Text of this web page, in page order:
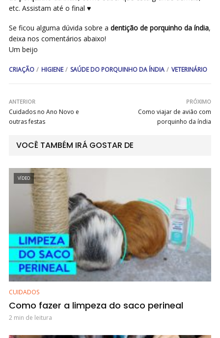
etc. Assistam até o final ♥
Se ficou alguma dúvida sobre a dentição de porquinho da índia,
deixa nos comentários abaixo!
Um beijo
CRIAÇÃO HIGIENE SAÚDE DO PORQUINHO DA ÍNDIA VETERINÁRIO
ANTERIOR
Cuidados no Ano Novo e
outras festas
PRÓXIMO
Como viajar de avião com
porquinho da índia
VOCÊ TAMBÉM IRÁ GOSTAR DE
VÍDEO
CUIDADOS
Como fazer a limpeza do saco perineal
2 min de leitura